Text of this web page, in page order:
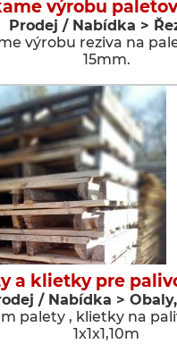
výrobu
Prodej / Nabídka >
výrobu reziva na
15mm.
a klietky pre
/ Nabídka >
palety , klietky na
1x1x1,10m